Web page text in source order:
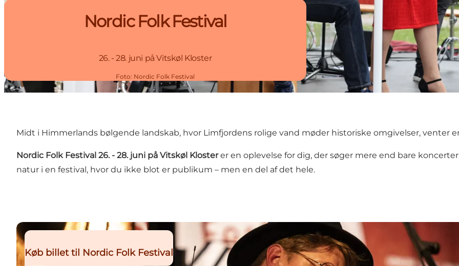
Nordic Folk Festival
26. - 28. juni på Vitskøl Kloster
Foto: Nordic Folk Festival
Midt i Himmerlands bølgende landskab, hvor Limfjordens rolige vand møder historiske omgivelser, venter
Nordic Folk Festival 26. - 28. juni på Vitskøl Klosterer en oplevelse for dig, der søger mere end bare
natur i en festival, hvor du ikke blot er publikum – men en del af det hele.
KØB BILLET
Køb billet til Nordic Folk Festival